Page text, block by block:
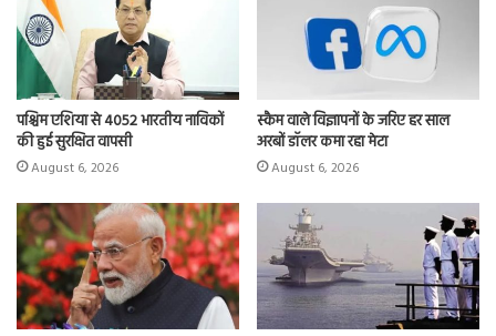
पश्चिम एशिया से 4052 भारतीय नाविकों
की हुई सुरक्षित वापसी
August 6, 2026
स्कैम वाले विज्ञापनों के जरिए हर साल
अरबों डॉलर कमा रहा मेटा
August 6, 2026